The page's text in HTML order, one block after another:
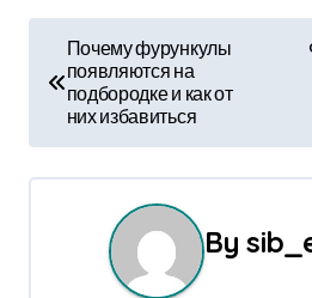
в
и
Почему фурункулы
появляются на
подбородке и как от
них избавиться
By